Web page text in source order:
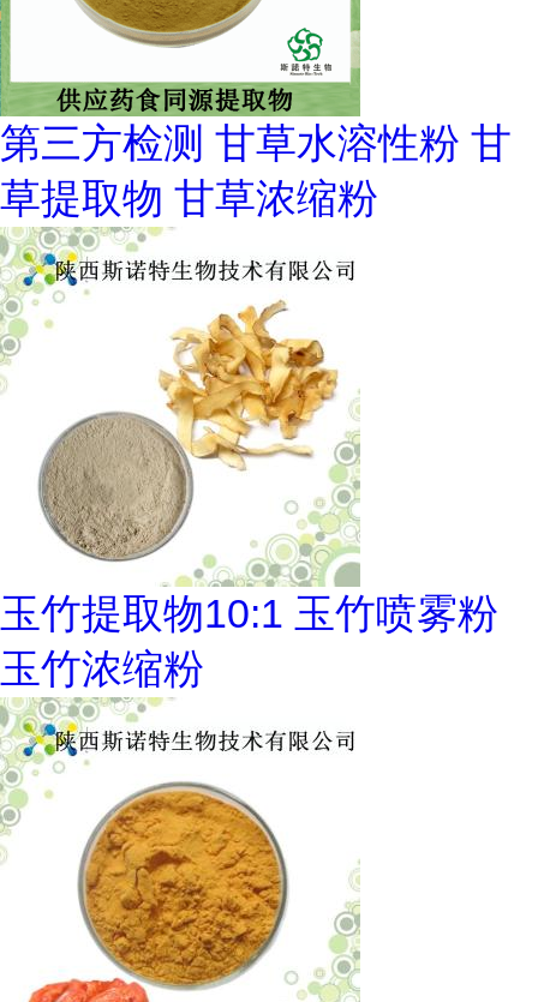
第三方检测 甘草水溶性粉 甘
草提取物 甘草浓缩粉
玉竹提取物10:1 玉竹喷雾粉
玉竹浓缩粉